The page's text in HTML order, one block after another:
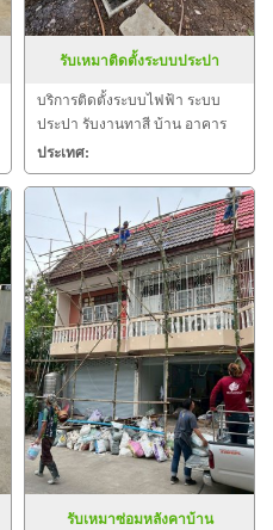
รับเหมาติดตั้งระบบประปา
บริการติดตั้งระบบไฟฟ้า ระบบ
ประปา รับงานทาสี บ้าน อาคาร
สำนักงาน คอนโด โรงงาน โรง
เรือน โรงจอดรถ รับงานรื้อถอน
ทุบตึก โดยทีมช่างผู้ชำนาญงาน
ทีมงานสถาปนิก วิศวกร มัณฑนา
กรที่มีประสบการณ์การทำงานมา
นาน เราย
ประเทศ:
รับเหมาซ่อมหลังคาบ้าน